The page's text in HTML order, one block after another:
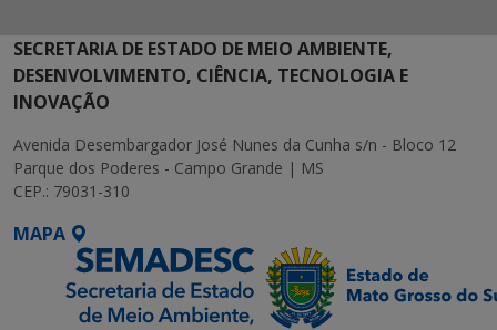
SECRETARIA DE ESTADO DE MEIO AMBIENTE,
DESENVOLVIMENTO, CIÊNCIA, TECNOLOGIA E
INOVAÇÃO
Avenida Desembargador José Nunes da Cunha s/n - Bloco 12
Parque dos Poderes - Campo Grande | MS
CEP.: 79031-310
MAPA